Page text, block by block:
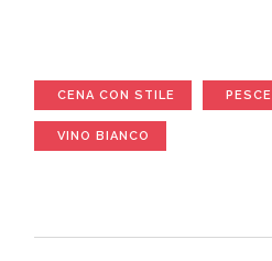
CENA CON STILE PESCE
VINO BIANCO